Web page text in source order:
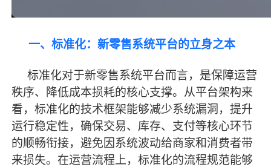
一、标准化：新零售系统平台的立身之本
标准化对于新零售系统平台而言，是保障运营
秩序、降低成本损耗的核心支撑。从平台架构来
看，标准化的技术框架能够减少系统漏洞，提升
运行稳定性，确保交易、库存、支付等核心环节
的顺畅衔接，避免因系统波动给商家和消费者带
来损失。在运营流程上，标准化的流程规范能够